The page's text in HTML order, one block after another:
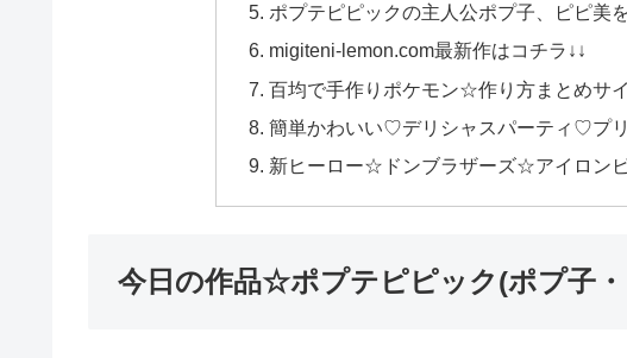
ポプテピピックの主人公ポプ子、ピピ美
migiteni-lemon.com最新作はコチラ↓↓
百均で手作りポケモン☆作り方まとめサ
簡単かわいい♡デリシャスパーティ♡プ
新ヒーロー☆ドンブラザーズ☆アイロン
今日の作品☆ポプテピピック(ポプ子